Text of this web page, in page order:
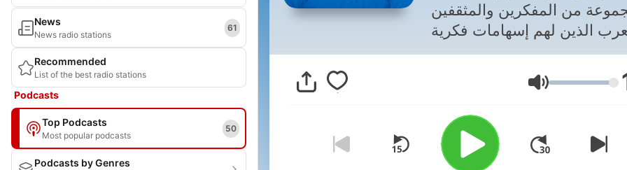
News
News radio stations
61
Recommended
List of the best radio stations
Podcasts
Top Podcasts
Most popular podcasts
50
Podcasts by Genres
من المفكرين والمثقفين
الذين لهم إسهامات فكرية
وثقافية، في حوار فكري
عميق كاشف يحكون فيه عن
وأفكارهم ويأصلون للقضايا
الفكرية والثقافية في مجتمعاتنا
العربية
Volume